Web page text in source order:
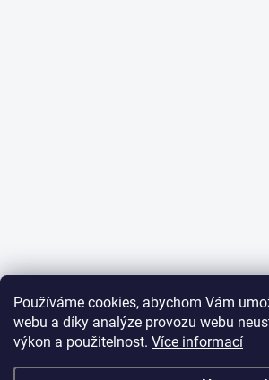
Používáme cookies, abychom Vám
webu a díky analýze provozu webu
výkon a použitelnost. Více informací